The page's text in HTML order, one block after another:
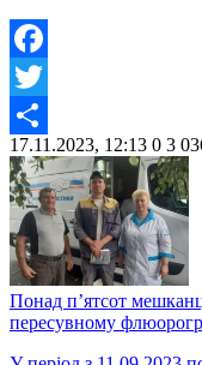
Facebook
Twitter
Share
17.11.2023, 12:13 0 3
Понад п’ятсот
пересувному